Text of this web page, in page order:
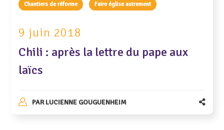
Chantiers de réforme Faire église autrement
9 juin 2018
Chili : après la lettre du pape aux
laïcs
PARLUCIENNE GOUGUENHEIM